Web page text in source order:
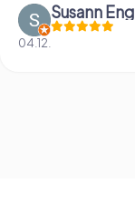
Susann
04.12.